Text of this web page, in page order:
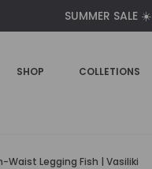
SUMMER SALE ☀️
SHOP
COLLETIONS
Waist Legging Fish | Vasiliki